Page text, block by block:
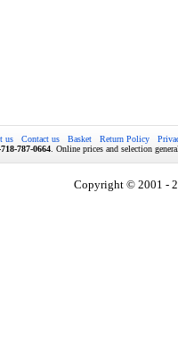
us Contact us Basket Return Policy
718-787-0664 . Online prices and selection
Copyright © 2001 -